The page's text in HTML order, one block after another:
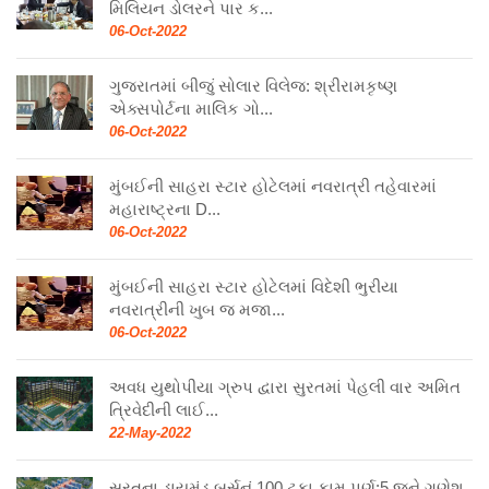
મિલિયન ડોલરને પાર ક...
06-Oct-2022
ગુજરાતમાં બીજું સોલાર વિલેજ: શ્રીરામકૃષ્ણ
એક્સપોર્ટના માલિક ગો...
06-Oct-2022
મુંબઈની સાહરા સ્ટાર હોટેલમાં નવરાત્રી તહેવારમાં
મહારાષ્ટ્રના D...
06-Oct-2022
મુંબઈની સાહરા સ્ટાર હોટેલમાં વિદેશી ભુરીયા
નવરાત્રીની ખુબ જ મજા...
06-Oct-2022
અવધ યુથોપીયા ગ્રુપ દ્વારા સુરતમાં પેહલી વાર અમિત
ત્રિવેદીની લાઈ...
22-May-2022